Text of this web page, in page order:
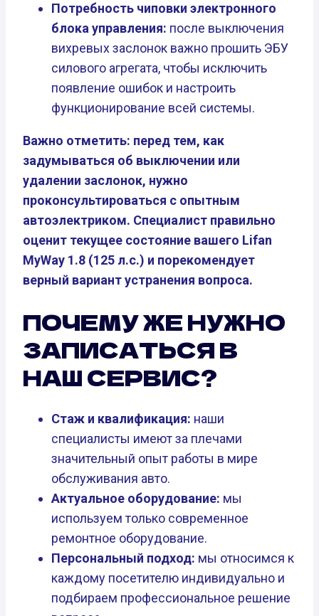
Потребность чиповки электронного
блока управления: после выключения
вихревых заслонок важно прошить ЭБУ
силового агрегата, чтобы исключить
появление ошибок и настроить
функционирование всей системы.
Важно отметить: перед тем, как
задумываться об выключении или
удалении заслонок, нужно
проконсультироваться с опытным
автоэлектриком. Специалист правильно
оценит текущее состояние вашего Lifan
MyWay 1.8 (125 л.с.) и порекомендует
верный вариант устранения вопроса.
ПОЧЕМУ ЖЕ НУЖНО
ЗАПИСАТЬСЯ В
НАШ СЕРВИС?
Стаж и квалификация: наши
специалисты имеют за плечами
значительный опыт работы в мире
обслуживания авто.
Актуальное оборудование: мы
используем только современное
ремонтное оборудование.
Персональный подход: мы относимся к
каждому посетителю индивидуально и
подбираем профессиональное решение